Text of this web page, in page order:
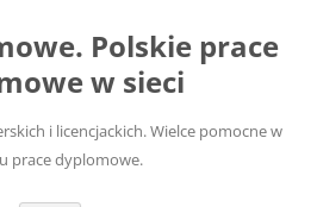
Polskie prace
w sieci
i licencjackich. Wielce pomocne w
prace dyplomowe.